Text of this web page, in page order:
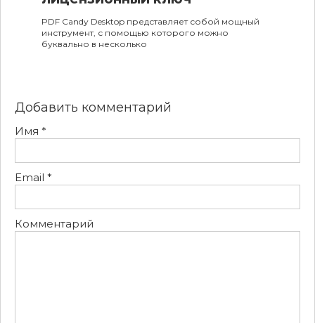
PDF Candy Desktop представляет собой мощный
инструмент, с помощью которого можно
буквально в несколько
Добавить комментарий
Имя *
Email *
Комментарий